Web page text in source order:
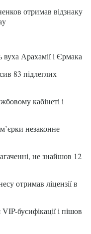
отримав відзнаку
Арахамії і Єрмака
83 підлеглих
кабінеті і
незаконне
не знайшов 12
отримав ліцензії в
бусифікації і пішов